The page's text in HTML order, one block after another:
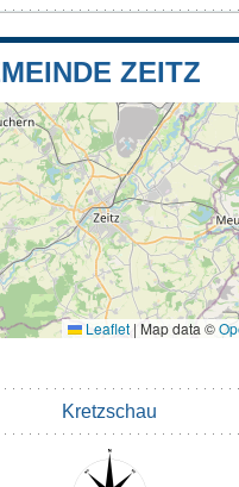
ZEITZ
Leaflet | Map data ©
Kretzschau